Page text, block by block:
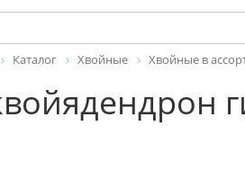
Каталог Хвойные Хвойные в